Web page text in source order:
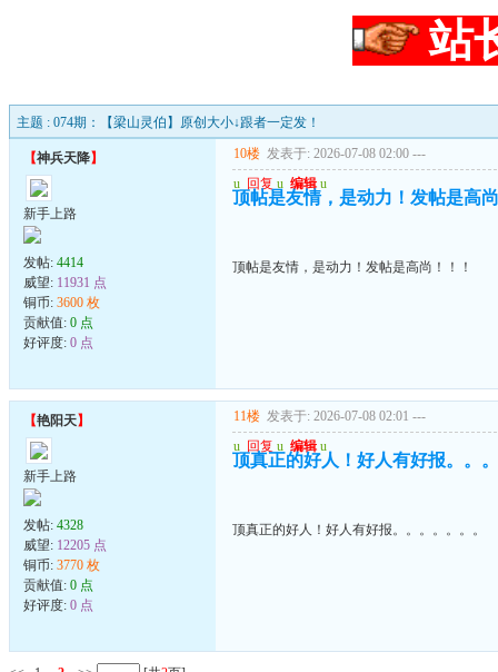
站
主题 : 074期：【梁山灵伯】原创大小↓跟者一定发！
【神兵天降】
新手上路
发帖: 4414
威望: 11931 点
铜币: 3600 枚
贡献值: 0 点
好评度: 0 点
10楼 发表于: 2026-07-08 02:00 ---
u 回复 u 编辑 u
顶帖是友情，是动力！发帖是高
顶帖是友情，是动力！发帖是高尚！！！
【艳阳天】
新手上路
发帖: 4328
威望: 12205 点
铜币: 3770 枚
贡献值: 0 点
好评度: 0 点
11楼 发表于: 2026-07-08 02:01 ---
u 回复 u 编辑 u
顶真正的好人！好人有好报。。
顶真正的好人！好人有好报。。。。。。。